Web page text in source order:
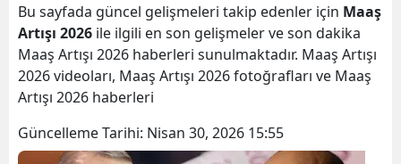
Bu sayfada güncel gelişmeleri takip edenler için Maaş
Artışı 2026 ile ilgili en son gelişmeler ve son dakika
Maaş Artışı 2026 haberleri sunulmaktadır. Maaş Artışı
2026 videoları, Maaş Artışı 2026 fotoğrafları ve Maaş
Artışı 2026 haberleri
Güncelleme Tarihi: Nisan 30, 2026 15:55